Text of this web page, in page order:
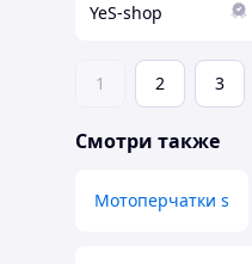
YeS-shop
1 2 3
Смотри также
Мотоперчатки s